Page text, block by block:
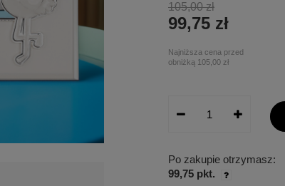
105,00 zł
99,75 zł
Najniższa cena przed
obniżką 105,00 zł
Po zakupie otrzymasz:
99,75 pkt.